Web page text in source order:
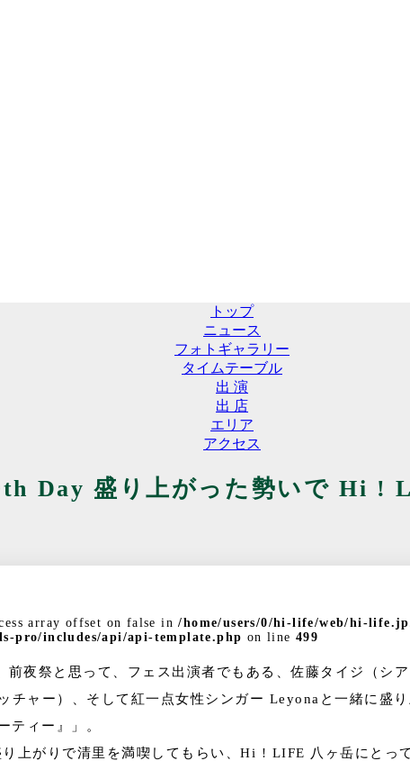
トップ
ニュース
フォトギャラリー
タイムテーブル
出 演
出 店
エリア
アクセス
Day 盛り上がった勢いで Hi !
array offset on false in/home/users/0/hi-life/web/hi-
pro/includes/api/api-template.php on line499
夜祭と思って、フェス出演者でもある、佐藤タイジ（シ
チャー）、そして紅一点女性シンガー Leyonaと一緒に盛
ティー』」。
上がりで清里を満喫してもらい、Hi ! LIFE 八ヶ岳にとっ